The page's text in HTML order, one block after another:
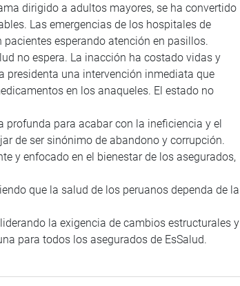
dirigido a adultos mayores, se ha convertido
Las emergencias de los hospitales de
esperando atención en pasillos.
no espera. La inacción ha costado vidas y
presidenta una intervención inmediata que
en los anaqueles. El estado no
para acabar con la ineficiencia y el
de ser sinónimo de abandono y corrupción.
y enfocado en el bienestar de los asegurados,
que la salud de los peruanos dependa de la
la exigencia de cambios estructurales y
para todos los asegurados de EsSalud.